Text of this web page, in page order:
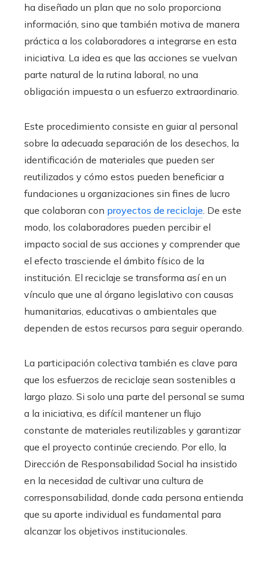
ha diseñado un plan que no solo proporciona
información, sino que también motiva de manera
práctica a los colaboradores a integrarse en esta
iniciativa. La idea es que las acciones se vuelvan
parte natural de la rutina laboral, no una
obligación impuesta o un esfuerzo extraordinario.
Este procedimiento consiste en guiar al personal
sobre la adecuada separación de los desechos, la
identificación de materiales que pueden ser
reutilizados y cómo estos pueden beneficiar a
fundaciones u organizaciones sin fines de lucro
que colaboran con proyectos de reciclaje . De este
modo, los colaboradores pueden percibir el
impacto social de sus acciones y comprender que
el efecto trasciende el ámbito físico de la
institución. El reciclaje se transforma así en un
vínculo que une al órgano legislativo con causas
humanitarias, educativas o ambientales que
dependen de estos recursos para seguir operando.
La participación colectiva también es clave para
que los esfuerzos de reciclaje sean sostenibles a
largo plazo. Si solo una parte del personal se suma
a la iniciativa, es difícil mantener un flujo
constante de materiales reutilizables y garantizar
que el proyecto continúe creciendo. Por ello, la
Dirección de Responsabilidad Social ha insistido
en la necesidad de cultivar una cultura de
corresponsabilidad, donde cada persona entienda
que su aporte individual es fundamental para
alcanzar los objetivos institucionales.